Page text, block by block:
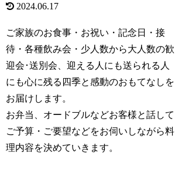
2024.06.17
ご家族のお食事・お祝い・記念日・接
待・各種飲み会・少人数から大人数の歓
迎会･送別会、迎える人にも送られる人
にも心に残る四季と感動のおもてなしを
お届けします。
お弁当、オードブルなどお客様と話して
ご予算・ご要望などをお伺いしながら料
理内容を決めていきます。